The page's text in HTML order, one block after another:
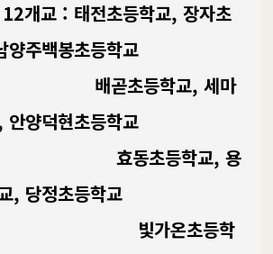
개교 : 태전초등학교, 장자초
양주백봉초등학교
배곧초등학교, 세마
안양덕현초등학교
효동초등학교, 용
교, 당정초등학교
온초등학